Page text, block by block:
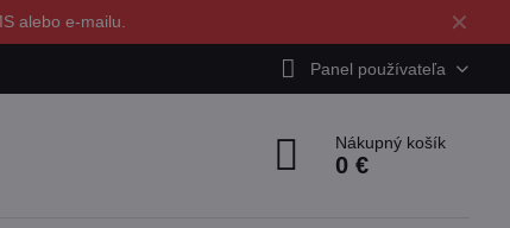
✕
alebo e-mailu.
Panel používateľa
Nákupný košík
0 €